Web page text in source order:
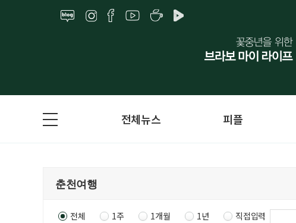
전체뉴스 피플
전체 1주 1개월 1년 직접입력